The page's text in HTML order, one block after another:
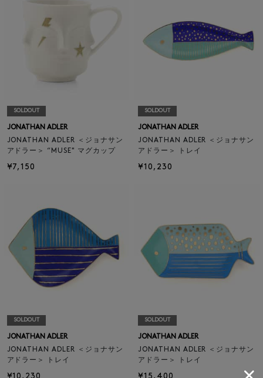
SOLDOUT
JONATHAN ADLER
JONATHAN ADLER ＜ジョナサン
アドラー＞ “MUSE" マグカップ
¥7,150
SOLDOUT
JONATHAN ADLER
JONATHAN ADLER ＜ジョナサン
アドラー＞ トレイ
¥10,230
SOLDOUT
JONATHAN ADLER
JONATHAN ADLER ＜ジョナサン
アドラー＞ トレイ
SOLDOUT
JONATHAN ADLER
JONATHAN ADLER ＜ジョナサン
アドラー＞ トレイ